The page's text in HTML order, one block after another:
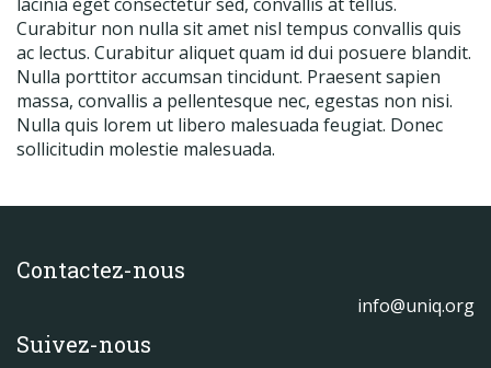
Publications
Actualités
Curabitur non nulla sit amet nisl tempus convallis quis
ac lectus. Curabitur aliquet quam id dui posuere blandit.
Nulla porttitor accumsan tincidunt. Praesent sapien
massa, convallis a pellentesque nec, egestas non nisi.
Nulla quis lorem ut libero malesuada feugiat. Donec
sollicitudin molestie malesuada.
Contactez-nous
info@uniq.org
Suivez-nous